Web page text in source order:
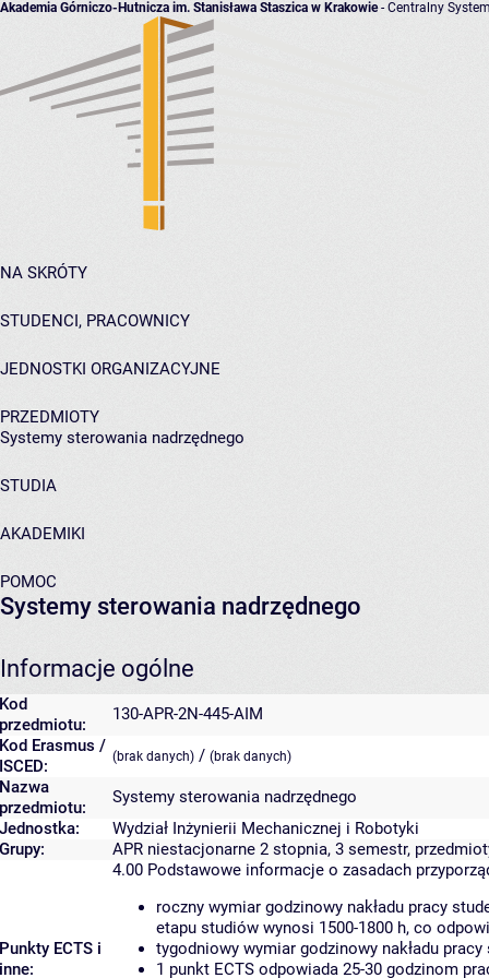
Akademia Górniczo-Hutnicza im. Stanisława Staszica w Krakowie- Centralny
NA SKRÓTY
STUDENCI, PRACOWNICY
JEDNOSTKI ORGANIZACYJNE
PRZEDMIOTY
Systemy sterowania nadrzędnego
STUDIA
AKADEMIKI
POMOC
Systemy sterowania nadrzędnego
Informacje ogólne
Kod
przedmiotu:
130-APR-2N-445-AIM
Kod Erasmus /
ISCED:
(brak danych) / (brak danych)
Nazwa
przedmiotu:
Systemy sterowania nadrzędnego
Jednostka:
Wydział Inżynierii Mechanicznej i Robotyki
Grupy:
APR niestacjonarne 2 stopnia, 3 semestr,
Punkty ECTS i
inne:
4.00 Podstawowe informacje o zasadach
roczny wymiar godzinowy nakładu pracy
etapu studiów wynosi 1500-1800 h, co
tygodniowy wymiar godzinowy nakładu
1 punkt ECTS odpowiada 25-30 godzinom